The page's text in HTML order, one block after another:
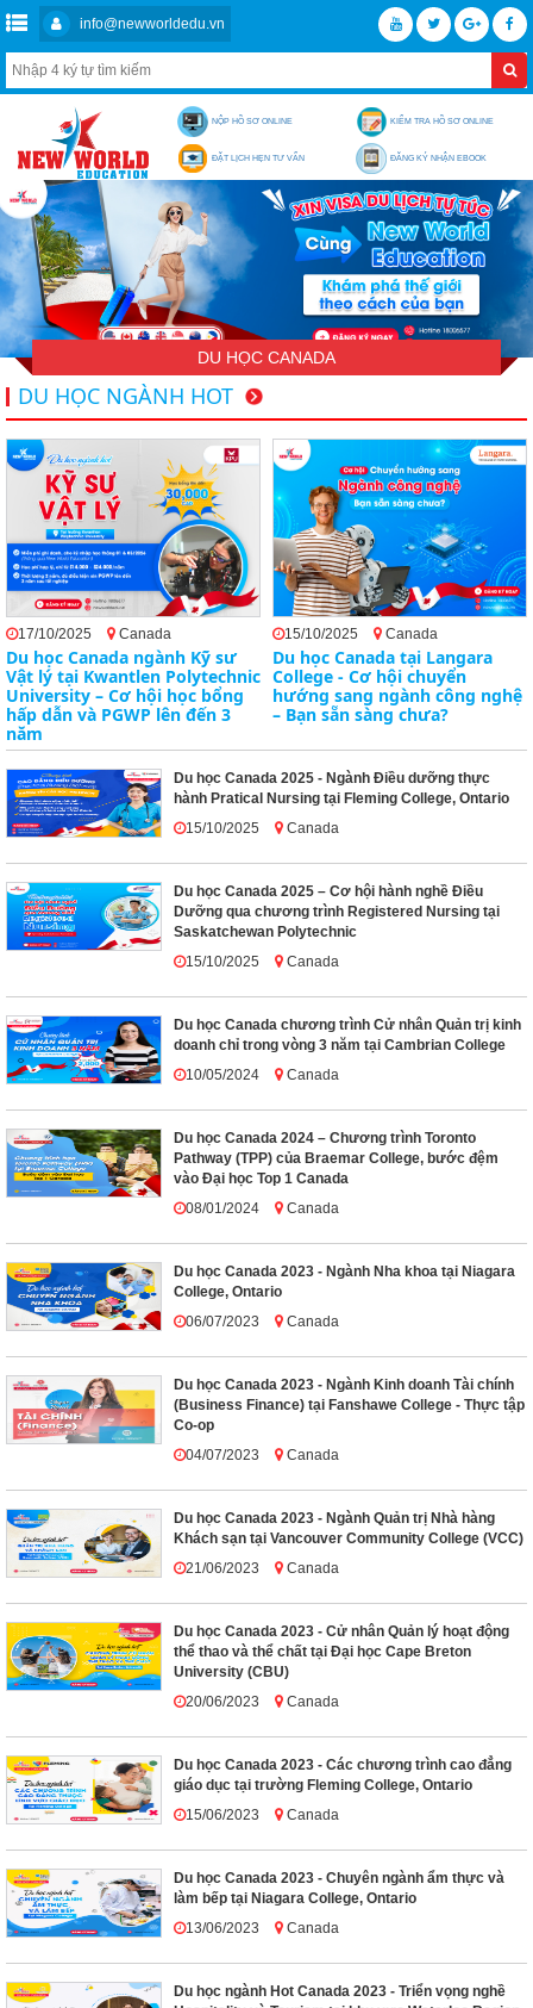
info@newworldedu.vn
NỘP HỒ SƠ ONLINE KIỂM TRA HỒ SƠ ONLINE
ĐẶT LỊCH HẸN TƯ VẤN ĐĂNG KÝ NHẬN EBOOK
DU HỌC CANADA
DU HỌC NGÀNH HOT
17/10/2025 Canada
Du học Canada ngành Kỹ sư
Vật lý tại Kwantlen Polytechnic
University – Cơ hội học bổng
hấp dẫn và PGWP lên đến 3
năm
15/10/2025 Canada
Du học Canada tại Langara
College - Cơ hội chuyển
hướng sang ngành công nghệ
– Bạn sẵn sàng chưa?
Du học Canada 2025 - Ngành Điều dưỡng thực
hành Pratical Nursing tại Fleming College, Ontario
15/10/2025
Canada
Du học Canada 2025 – Cơ hội hành nghề Điều
Dưỡng qua chương trình Registered Nursing tại
Saskatchewan Polytechnic
15/10/2025
Canada
Du học Canada chương trình Cử nhân Quản trị kinh
doanh chỉ trong vòng 3 năm tại Cambrian College
10/05/2024
Canada
Du học Canada 2024 – Chương trình Toronto
Pathway (TPP) của Braemar College, bước đệm
vào Đại học Top 1 Canada
08/01/2024
Canada
Du học Canada 2023 - Ngành Nha khoa tại Niagara
College, Ontario
06/07/2023
Canada
Du học Canada 2023 - Ngành Kinh doanh Tài chính
(Business Finance) tại Fanshawe College - Thực tập
Co-op
04/07/2023
Canada
Du học Canada 2023 - Ngành Quản trị Nhà hàng
Khách sạn tại Vancouver Community College (VCC)
21/06/2023
Canada
Du học Canada 2023 - Cử nhân Quản lý hoạt động
thể thao và thể chất tại Đại học Cape Breton
University (CBU)
20/06/2023
Canada
Du học Canada 2023 - Các chương trình cao đẳng
giáo dục tại trường Fleming College, Ontario
15/06/2023
Canada
Du học Canada 2023 - Chuyên ngành ẩm thực và
làm bếp tại Niagara College, Ontario
13/06/2023
Canada
Du học ngành Hot Canada 2023 - Triển vọng nghề